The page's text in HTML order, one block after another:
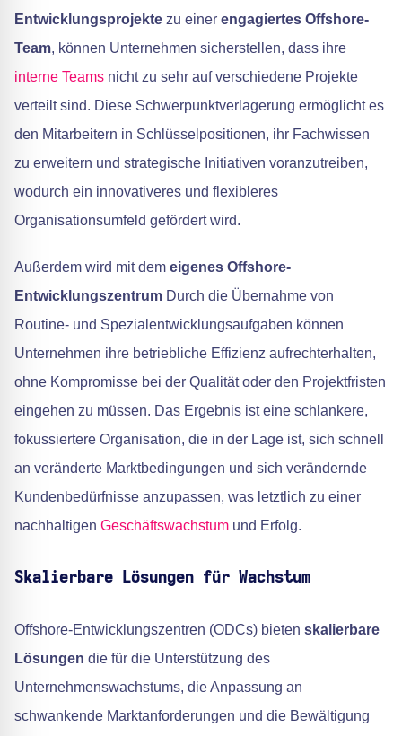
Entwicklungsprojekte zu einer engagiertes Offshore-
Team, können Unternehmen sicherstellen, dass ihre
interne Teams nicht zu sehr auf verschiedene Projekte
verteilt sind. Diese Schwerpunktverlagerung ermöglicht es
den Mitarbeitern in Schlüsselpositionen, ihr Fachwissen
zu erweitern und strategische Initiativen voranzutreiben,
wodurch ein innovativeres und flexibleres
Organisationsumfeld gefördert wird.
Außerdem wird mit dem eigenes Offshore-
Entwicklungszentrum Durch die Übernahme von
Routine- und Spezialentwicklungsaufgaben können
Unternehmen ihre betriebliche Effizienz aufrechterhalten,
ohne Kompromisse bei der Qualität oder den Projektfristen
eingehen zu müssen. Das Ergebnis ist eine schlankere,
fokussiertere Organisation, die in der Lage ist, sich schnell
an veränderte Marktbedingungen und sich verändernde
Kundenbedürfnisse anzupassen, was letztlich zu einer
nachhaltigen Geschäftswachstum und Erfolg.
Skalierbare Lösungen für Wachstum
Offshore-Entwicklungszentren (ODCs) bieten skalierbare
Lösungen die für die Unterstützung des
Unternehmenswachstums, die Anpassung an
schwankende Marktanforderungen und die Bewältigung